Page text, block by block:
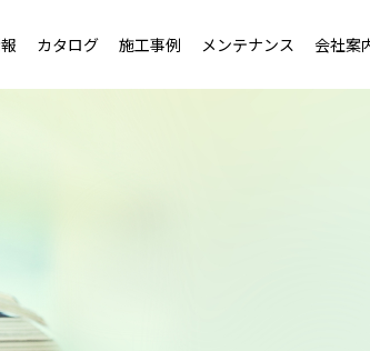
カタログ 施工事例 メンテナンス 会社案
ィ